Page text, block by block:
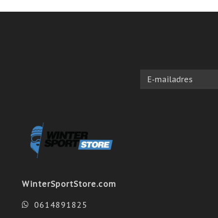
WinterSportStore.com
0614891825